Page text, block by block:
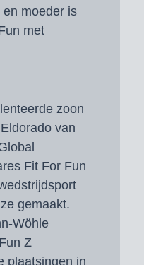
moeder is
met
zoon
van
Fit For Fun
gemaakt.
Wöhle
Z
plaatsingen in